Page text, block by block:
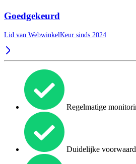
Goedgekeurd
Lid van WebwinkelKeur sinds 2024
Regelmatige
Duidelijke